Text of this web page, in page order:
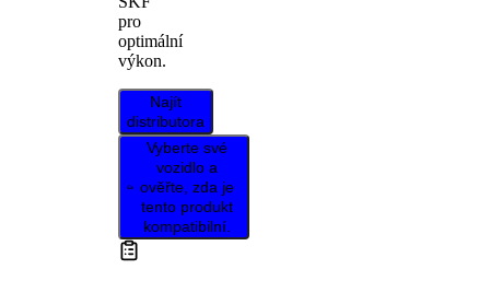
pro
optimální
výkon.
Najít
distributora
Vyberte své
vozidlo a
ověřte, zda je
tento produkt
kompatibilní.